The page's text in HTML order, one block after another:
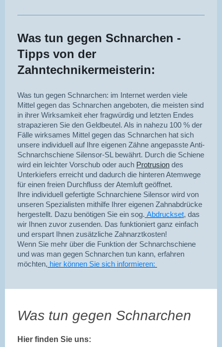
Was tun gegen Schnarchen -
Tipps von der
Zahntechnikermeisterin:
Was tun gegen Schnarchen: im Internet werden viele
Mittel gegen das Schnarchen angeboten, die meisten sind
in ihrer Wirksamkeit eher fragwürdig und letzten Endes
strapazieren Sie den Geldbeutel. Als in nahezu 100 % der
Fälle wirksames Mittel gegen das Schnarchen hat sich
unsere individuell auf Ihre eigenen Zähne angepasste Anti-
Schnarchschiene Silensor-SL bewährt. Durch die Schiene
wird ein leichter Vorschub oder auch Protrusion des
Unterkiefers erreicht und dadurch die hinteren Atemwege
für einen freien Durchfluss der Atemluft geöffnet.
Ihre individuell gefertigte Schnarchiene Silensor wird von
unseren Spezialisten mithilfe Ihrer eigenen Zahnabdrücke
hergestellt. Dazu benötigen Sie ein sog. Abdruckset, das
wir Ihnen zuvor zusenden. Das funktioniert ganz einfach
und erspart Ihnen zusätzliche Zahnarztkosten!
Wenn Sie mehr über die Funktion der Schnarchschiene
und was man gegen Schnarchen tun kann, erfahren
möchten, hier können Sie sich informieren:
Was tun gegen Schnarchen
Hier finden Sie uns: